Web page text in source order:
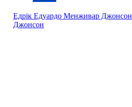
Едрік Едуардо Менживар Джонсон
Джонсон